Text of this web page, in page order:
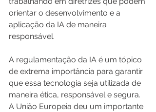
orientar o desenvolvimento e a
aplicação da IA de maneira
responsável.
A regulamentação da IA é um tópico
de extrema importância para garantir
que essa tecnologia seja utilizada de
maneira ética, responsável e segura.
A União Europeia deu um importante